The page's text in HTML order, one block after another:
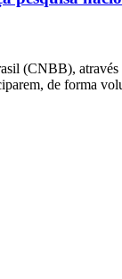
(CNBB), através
de forma